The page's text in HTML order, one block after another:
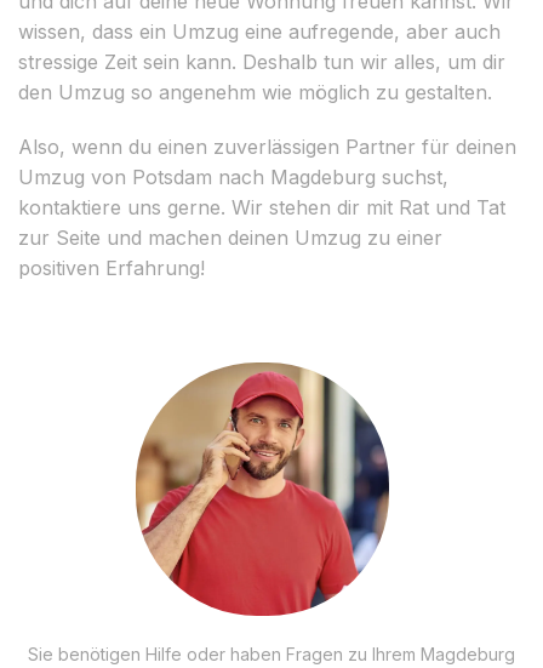
wissen, dass ein Umzug eine aufregende, aber auch
stressige Zeit sein kann. Deshalb tun wir alles, um dir
den Umzug so angenehm wie möglich zu gestalten.
Also, wenn du einen zuverlässigen Partner für deinen
Umzug von Potsdam nach Magdeburg suchst,
kontaktiere uns gerne. Wir stehen dir mit Rat und Tat
zur Seite und machen deinen Umzug zu einer
positiven Erfahrung!
Sie benötigen Hilfe oder haben Fragen zu Ihrem Magdeburg